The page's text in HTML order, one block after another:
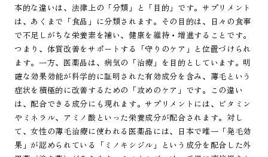
本的な違いは、法律上の「分類」と「目的」です。サプリメント
は、あくまで「食品」に分類されます。その目的は、日々の食事
で不足しがちな栄養素を補い、健康を維持・増進することです。
つまり、体質改善をサポートする「守りのケア」と位置づけられ
ます。一方、医薬品は、病気の「治療」を目的としています。明
確な効果効能が科学的に証明された有効成分を含み、薄毛という
症状を積極的に改善するための「攻めのケア」です。この違い
は、配合できる成分にも現れます。サプリメントには、ビタミン
やミネラル、アミノ酸といった栄養成分が配合されます。対し
て、女性の薄毛治療に使われる医薬品には、日本で唯一「発毛効
果」が認められている「ミノキシジル」という成分を配合した外